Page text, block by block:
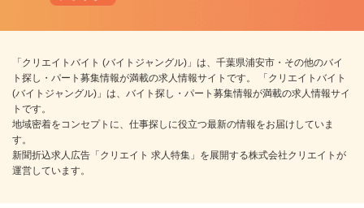
「クリエイトバイト (バイトジャングル)」は、千葉県浦安市・その他のバイ
ト探し・パート募集情報が満載の求人情報サイトです。 「クリエイトバイト
(バイトジャングル)」は、バイト探し・パート募集情報が満載の求人情報サイ
トです。
地域密着をコンセプトに、仕事探しに役立つ最新の情報をお届けしていま
す。
新聞折込求人広告「クリエイト 求人特集」を展開する株式会社クリエイトが
運営しています。